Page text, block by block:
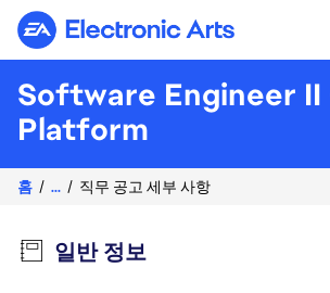
Electronic Arts
Software Engineer II
Platform
홈 ... 직무 공고 세부 사항
일반 정보